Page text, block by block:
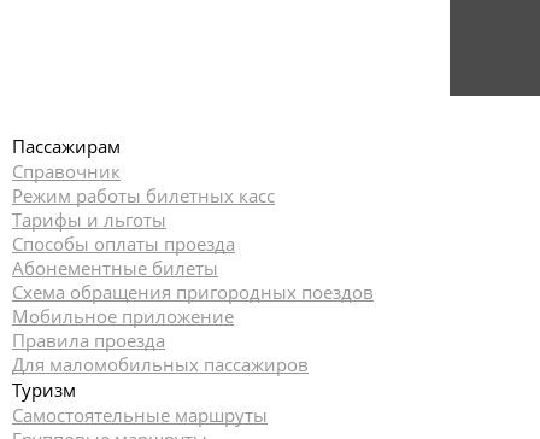
Пассажирам
Справочник
Режим работы билетных касс
Тарифы и льготы
Способы оплаты проезда
Абонементные билеты
Схема обращения пригородных поездов
Мобильное приложение
Правила проезда
Для маломобильных пассажиров
Туризм
Самостоятельные маршруты